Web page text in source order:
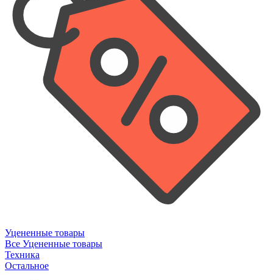
Уцененные товары
Все Уцененные товары
Техника
Остальное